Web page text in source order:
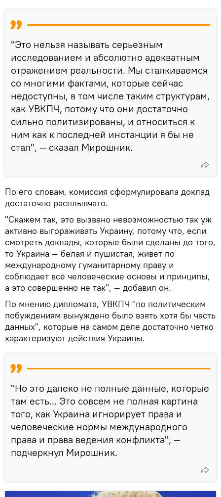
"Это нельзя называть серьезным
исследованием и абсолютно адекватным
отражением реальности. Мы сталкиваемся
со многими фактами, которые сейчас
недоступны, в том числе таким структурам,
как УВКПЧ, потому что они достаточно
сильно политизированы, и относиться к
ним как к последней инстанции я бы не
стал", — сказал Мирошник.
По его словам, комиссия сформулировала доклад
достаточно расплывчато.
"Скажем так, это вызвано невозможностью так уж
активно выгораживать Украину, потому что, если
смотреть доклады, которые были сделаны до того,
то Украина — белая и пушистая, живет по
международному гуманитарному праву и
соблюдает все человеческие основы и принципы,
а это совершенно не так", — добавил он.
По мнению дипломата, УВКПЧ "по политическим
побуждениям вынуждено было взять хотя бы часть
данных", которые на самом деле достаточно четко
характеризуют действия Украины.
"Но это далеко не полные данные, которые
там есть... Это совсем не полная картина
того, как Украина игнорирует права и
человеческие нормы международного
права и права ведения конфликта", —
подчеркнул Мирошник.